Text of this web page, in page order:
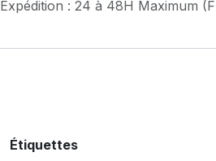
Expédition : 24 à 48H Maximum
Étiquettes